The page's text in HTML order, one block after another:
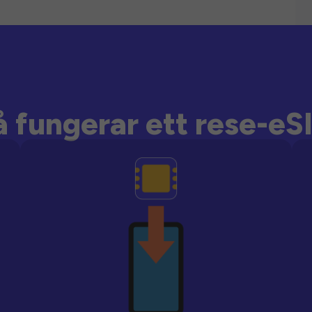
fungerar ett rese-